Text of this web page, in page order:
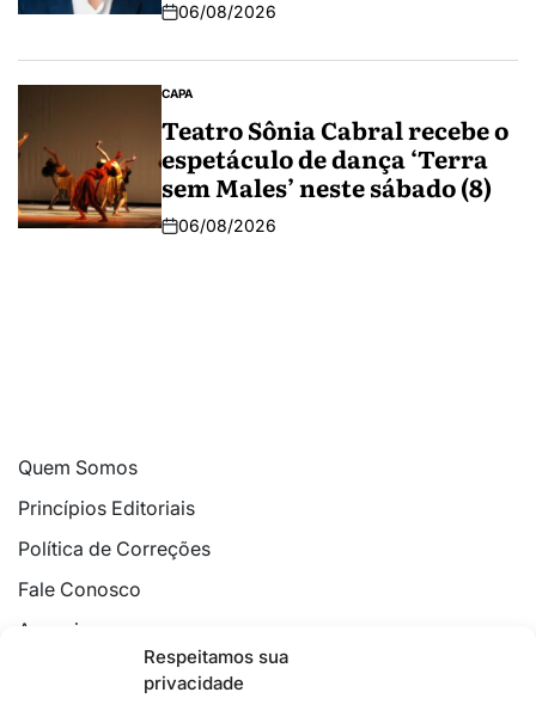
Respeitamos sua
privacidade
06/08/2026
CAPA
Teatro Sônia Cabral recebe o
espetáculo de dança ‘Terra
sem Males’ neste sábado (8)
06/08/2026
Quem Somos
Princípios Editoriais
Política de Correções
Fale Conosco
Anuncie
Política de Cookies